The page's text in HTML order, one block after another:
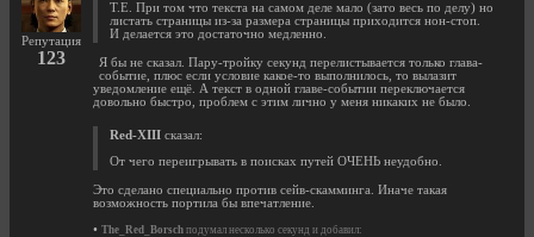
Репутация
123
Т.Е. При том что текста на самом деле мало (зато весь по делу) но
листать страницы из-за размера страницы приходится нон-стоп.
И делается это достаточно медленно.
Я бы не сказал. Пару-тройку секунд перелистывается только глава-
событие, плюс если условие какое-то выполнилось, то вылазит
уведомление ещё. А текст в одной главе-событии переключается
довольно быстро, проблем с этим лично у меня никаких не было.
Red-XIII сказал:
От чего переигрывать в поисках путей ОЧЕНЬ неудобно.
Это сделано специально против сейв-скамминга. Иначе такая
возможность портила бы впечатление.
• The_Red_Borsch подумал несколько секунд и добавил: